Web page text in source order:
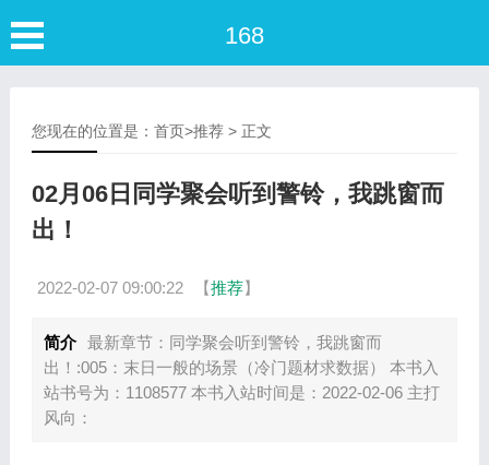
168
您现在的位置是： 首页>推荐> 正文
02月06日同学聚会听到警铃，我跳窗而
出！
2022-02-07 09:00:22 【推荐】
简介 最新章节：同学聚会听到警铃，我跳窗而
出！:005：末日一般的场景（冷门题材求数据） 本书入
站书号为：1108577 本书入站时间是：2022-02-06 主打
风向：